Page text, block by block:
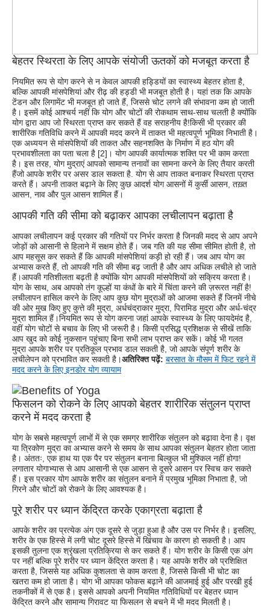
बेहतर स्थिरता के लिए आपके संयोजी ऊतकों को मजबूत करता है
नियमित रूप से योग करने से न केवल आपकी हड्डियों का स्वास्थ्य बेहतर होता है,
बल्कि आपकी मांसपेशियां और रीढ़ की हड्डी भी मजबूत होती है। यहां तक ​​कि आपके
टेंडन और लिगामेंट भी मजबूत हो जाते हैं, जिससे चोट लगने की संभावना कम हो जाती
है। इसमें कोई आश्चर्य नहीं कि योग और चोटों की रोकथाम साथ-साथ चलती है क्योंकि
योग द्वारा आप जो स्थिरता प्राप्त कर सकते हैं वह सराहनीय है!किसी भी प्रकार की
शारीरिक गतिविधि करने में आपकी मदद करने में ताकत भी महत्वपूर्ण भूमिका निभाती है।
एक अध्ययन से मांसपेशियों की ताकत और सहनशक्ति के निर्माण में हठ योग की
प्रभावशीलता का पता चला है [2]। योग आपकी कार्यात्मक शक्ति पर भी काम करता
है। इस तरह, योग मुद्राएं आपको सामान्य तनावों का सामना करने के लिए तैयार करती
हैंजो आपके शरीर पर असर डाल सकता है. योग से आप ताकत बनाकर स्थिरता प्राप्त
करते हैं। अपनी ताकत बढ़ाने के लिए कुछ आदर्श योग आसनों में कुर्सी आसन, तख़्त
आसन, नाव और पुल आसन शामिल हैं।
आपकी गति की सीमा को बढ़ाकर आपका लचीलापन बढ़ाता है
आपका लचीलापन कई प्रकार की गतियों पर निर्भर करता है जिनकी मदद से आप अपने
जोड़ों को आसानी से हिलाने में सक्षम होते हैं। जब गति की यह सीमा सीमित होती है, तो
आप महसूस कर सकते हैं कि आपकी मांसपेशियां कड़ी हो रही हैं। जब आप योग का
अभ्यास करते हैं, तो आपकी गति की सीमा बढ़ जाती है और आप अधिक लचीले हो जाते
हैं।आपकी गतिशीलता बढ़ती है क्योंकि योग आपकी मांसपेशियों को सक्रिय करता है।
योग के साथ, अब आपको तंग कूल्हों या कंधों के बारे में चिंता करने की ज़रूरत नहीं है!
लचीलापन हासिल करने के लिए आप कुछ योग मुद्राओं को आजमा सकते हैं जिनमें नीचे
की ओर मुख किए हुए कुत्ते की मुद्रा, अर्धचंद्राकार मुद्रा, पिरामिड मुद्रा और अर्ध-चंद्र
मुद्रा शामिल हैं।नियमित रूप से योग करना जहां आपके स्वास्थ्य के लिए फायदेमंद है,
वहीं योग चोटों से बचाव के लिए भी जरूरी है। किसी प्रसिद्ध प्रशिक्षक से सीखें ताकि
आप खुद को कोई नुकसान पहुंचाए बिना सभी लाभ प्राप्त कर सकें। कोई भी गलत
मुद्रा आपके शरीर पर प्रतिकूल प्रभाव डाल सकती है, जो आपके संपूर्ण शरीर के
लचीलेपन को प्रभावित कर सकती है।अतिरिक्त पढ़ें: बरसात के मौसम में फिट रहने में
मदद करने के लिए इनडोर योग व्यायाम
फिसलन को रोकने के लिए आपको बेहतर शारीरिक संतुलन प्राप्त
करने में मदद करता है
योग के सबसे महत्वपूर्ण लाभों में से एक समग्र शारीरिक संतुलन को बढ़ावा देना है। वृक्ष
या त्रिकोण मुद्रा का अभ्यास करने से समय के साथ आपका संतुलन बेहतर होता जाता
है। अंततः, एक हाथ या एक पैर पर संतुलन बनाना बिल्कुल भी मुश्किल नहीं होगा!
लगातार योगाभ्यास से आप आसानी से एक आसन से दूसरे आसन पर स्विच कर सकते
हैं। इस प्रकार योग आपके शरीर का संतुलन बनाने में प्रमुख भूमिका निभाता है, जो
गिरने और चोटों को रोकने के लिए आवश्यक है।
पूरे शरीर पर ध्यान केंद्रित करके एकाग्रता बढ़ाता है
आपके शरीर का प्रत्येक अंग एक दूसरे से जुड़ा हुआ है और उस पर निर्भर है। इसलिए,
शरीर के एक हिस्से में लगी चोट दूसरे हिस्से में खिंचाव के कारण हो सकती है। आप
इसकी तुलना एक श्रृंखला प्रतिक्रिया से कर सकते हैं। योग शरीर के किसी एक अंग
पर नहीं बल्कि पूरे शरीर पर ध्यान केंद्रित करता है। यह आपके शरीर को प्रशिक्षित
करता है, जिससे यह अधिक कुशलता से काम करता है, जिससे किसी भी चोट का
खतरा कम हो जाता है। योग भी आपका फोकस बढ़ाने की आजमाई हुई और परखी हुई
तकनीकों में से एक है। इससे आपको अपनी नियमित गतिविधियों पर बेहतर ध्यान
केंद्रित करने और सामान्य गिरावट या फिसलन से बचने में भी मदद मिलती है।